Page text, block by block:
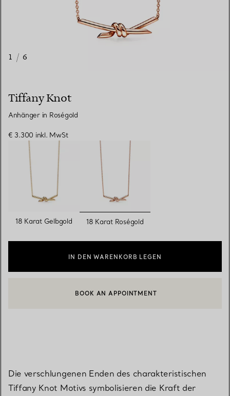
1 / 6
Tiffany Knot
Anhänger in Roségold
€ 3.300 inkl. MwSt
18 Karat Gelbgold ausgewählt
18 Karat Roségold
IN DEN WARENKORB LEGEN
EINEN KUNDENBERATER KONTAKTIEREN ODER EINEN
BOOK AN APPOINTMENT
Die verschlungenen Enden des charakteristischen
Tiffany Knot Motivs symbolisieren die Kraft der